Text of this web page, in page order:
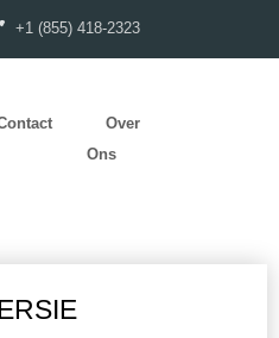
+1 (855) 418-2323
Over
Ons